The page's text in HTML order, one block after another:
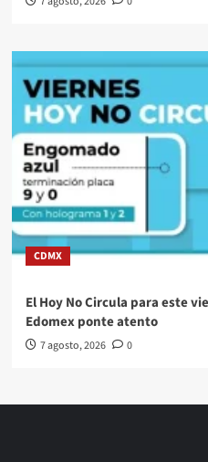
CDMX
El Hoy No Circula para este
Edomex ponte atento
7 agosto, 2026 0